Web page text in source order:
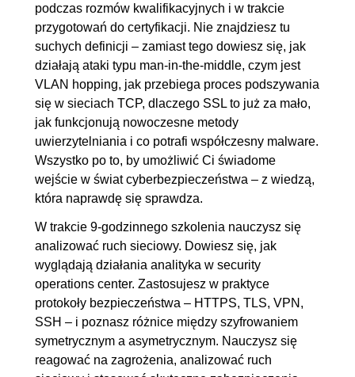
2.4. Jak w praktyce działa
szyfrowanie? [14]
00:07:59
2.5. Jakie są różnice między
szyfrowaniem symetrycznym a
asymetrycznym? [15]
00:06:31
2.6. Co to jest kryptografia
klucza publicznego i jak jest
używana? [16]
00:05:45
2.7. Jak działają systemy
ochrony przed kradzieżą
danych? [17]
2.8. Jak działa atak brute-
force. Jak temu zapobiec?
[18]
OGLĄDAJ »
00:08:57
2.9. Jak działa Snort i co potrafi
wykryć? [19]
00:05:15
podczas rozmów kwalifikacyjnych i w trakcie
przygotowań do certyfikacji. Nie znajdziesz tu
suchych definicji – zamiast tego dowiesz się, jak
działają ataki typu man-in-the-middle, czym jest
VLAN hopping, jak przebiega proces podszywania
się w sieciach TCP, dlaczego SSL to już za mało,
jak funkcjonują nowoczesne metody
uwierzytelniania i co potrafi współczesny malware.
Wszystko po to, by umożliwić Ci świadome
wejście w świat cyberbezpieczeństwa – z wiedzą,
która naprawdę się sprawdza.
W trakcie 9-godzinnego szkolenia nauczysz się
analizować ruch sieciowy. Dowiesz się, jak
wyglądają działania analityka w security
operations center. Zastosujesz w praktyce
protokoły bezpieczeństwa – HTTPS, TLS, VPN,
SSH – i poznasz różnice między szyfrowaniem
symetrycznym a asymetrycznym. Nauczysz się
reagować na zagrożenia, analizować ruch